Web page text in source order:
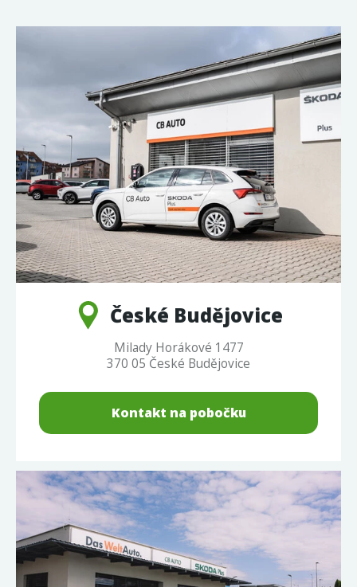
České Budějovice
Milady Horákové 1477
370 05 České Budějovice
Kontakt na pobočku